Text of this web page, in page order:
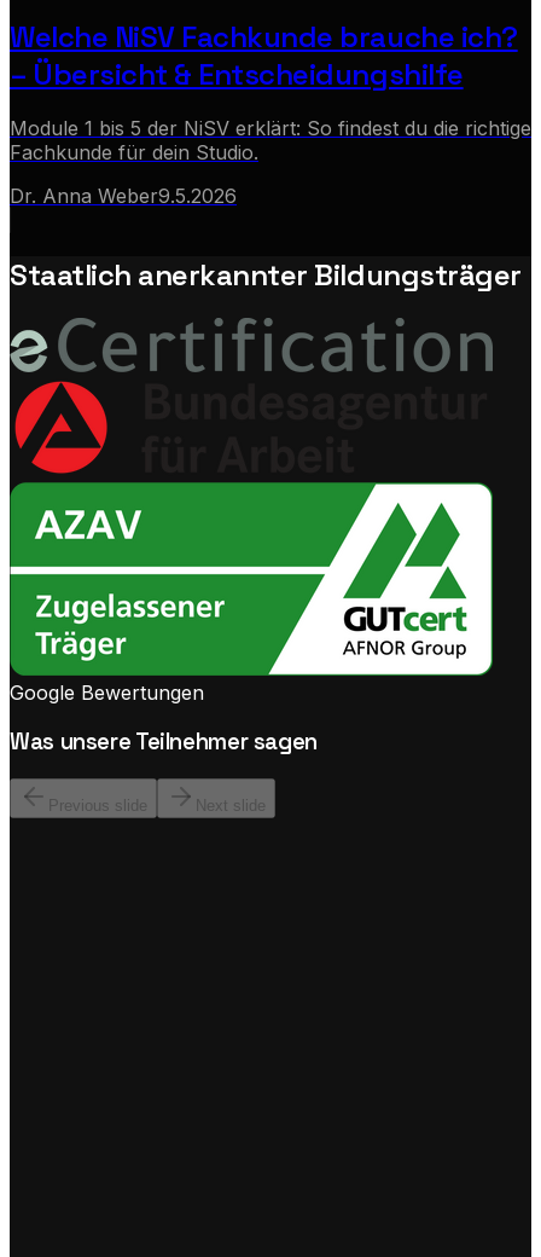
Welche NiSV Fachkunde brauche ich?
– Übersicht & Entscheidungshilfe
Module 1 bis 5 der NiSV erklärt: So findest du die richtige
Fachkunde für dein Studio.
Dr. Anna Weber9.5.2026
Staatlich anerkannter Bildungsträger
Google Bewertungen
Was unsere Teilnehmer sagen
Previous slide Next slide